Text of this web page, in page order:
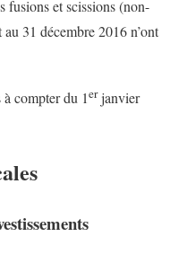
fusions et scissions (non-
31 décembre 2016 n’ont
compter du 1erjanvier